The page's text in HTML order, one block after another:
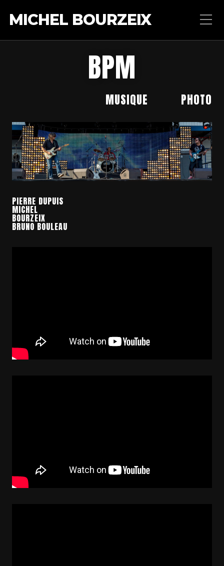
MICHEL BOURZEIX
BPM
MUSIQUE PHOTO
PIERRE DUPUIS
MICHEL
BOURZEIX
BRUNO BOULEAU